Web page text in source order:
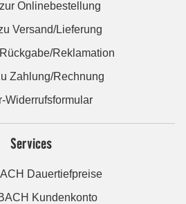
Onlinebestellung
Versand/Lieferung
Reklamation
Zahlung/Rechnung
Widerrufsformular
Services
Dauertiefpreise
Kundenkonto